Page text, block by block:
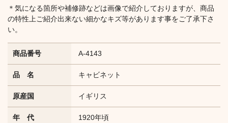
＊気になる箇所や補修跡などは画像で紹介しておりますが、商品
の特性上ご紹介出来ない細かなキズ等があります事をご了承下さ
い。
商品番号 A-4143
品 名 キャビネット
原産国 イギリス
年 代 1920年頃